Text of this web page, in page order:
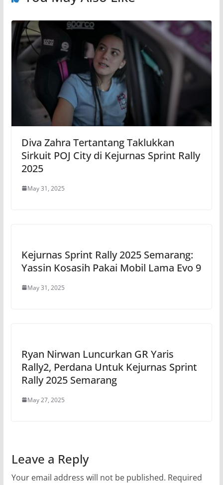
Diva Zahra Tertantang Taklukkan
Sirkuit POJ City di Kejurnas Sprint Rally
2025
May 31, 2025
Kejurnas Sprint Rally 2025 Semarang:
Yassin Kosasih Pakai Mobil Lama Evo 9
May 31, 2025
Ryan Nirwan Luncurkan GR Yaris
Rally2, Perdana Untuk Kejurnas Sprint
Rally 2025 Semarang
May 27, 2025
Leave a Reply
Your email address will not be published. Required